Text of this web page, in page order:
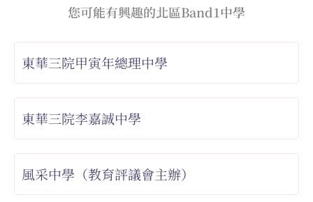
您可能有興趣的北區Band1中學
東華三院甲寅年總理中學
東華三院李嘉誠中學
風采中學（教育評議會主辦）